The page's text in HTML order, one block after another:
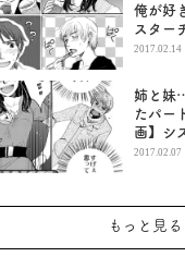
俺が好
スター
2017.02.14
姉と妹
たパー
画】シ
2017.02.07
もっと見る